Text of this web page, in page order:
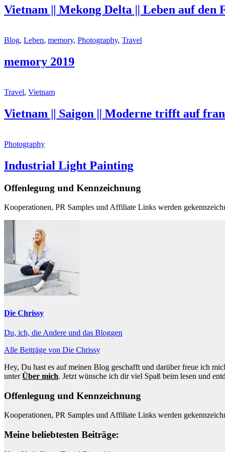
Vietnam || Mekong Delta || Leben auf den
Blog, Leben, memory, Photography, Travel
memory 2019
Travel, Vietnam
Vietnam || Saigon || Moderne trifft auf
Photography
Industrial Light Painting
Offenlegung und Kennzeichnung
Kooperationen, PR Samples und Affiliate Links werden
Die Chrissy
Du, ich, die Andere und das Bloggen
Alle Beiträge von Die Chrissy
Hey, Du hast es auf meinen Blog geschafft und darüber freue ich
unterÜber mich. Jetzt wünsche ich dir viel Spaß beim lesen und
Offenlegung und Kennzeichnung
Kooperationen, PR Samples und Affiliate Links werden
Meine beliebtesten Beiträge: